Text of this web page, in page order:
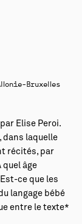
Bruxelles
Elise Peroi.
dans laquelle
récités, par
quel âge
ce que les
langage bébé
entre le texte*